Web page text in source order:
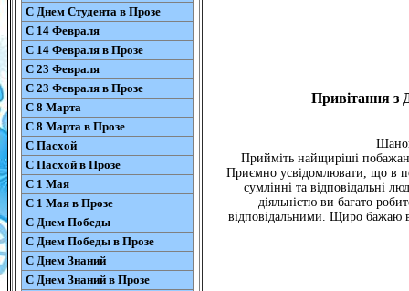
С Днем Студента в Прозе
С 14 Февраля
С 14 Февраля в Прозе
С 23 Февраля
С 23 Февраля в Прозе
С 8 Марта
С 8 Марта в Прозе
С Пасхой
С Пасхой в Прозе
С 1 Мая
С 1 Мая в Прозе
С Днем Победы
С Днем Победы в Прозе
С Днем Знаний
С Днем Знаний в Прозе
Привітання з
Прийміть найщиріші
Приємно усвідомлювати, що в
сумлінні та відповідальні
діяльністю ви багато
відповідальними. Щиро бажаю